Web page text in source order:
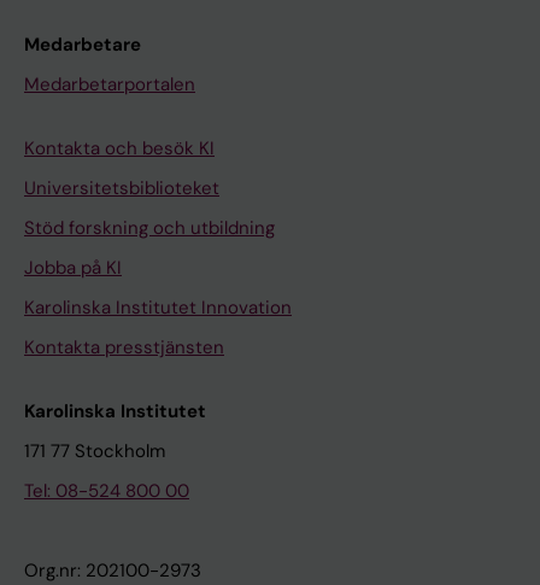
Medarbetare
Medarbetarportalen
Kontakta och besök KI
Universitetsbiblioteket
Stöd forskning och utbildning
Jobba på KI
Karolinska Institutet Innovation
Kontakta presstjänsten
Karolinska Institutet
171 77 Stockholm
Tel: 08-524 800 00
Org.nr: 202100-2973